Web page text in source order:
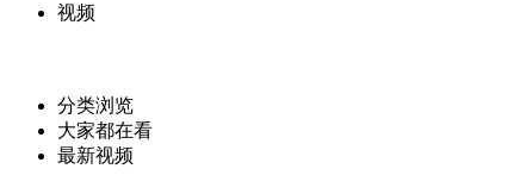
视频
分类浏览
大家都在看
最新视频